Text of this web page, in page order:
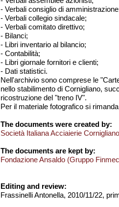
- Verbali consiglio di
- Verbali collegio sindacale;
- Verbali comitato direttivo;
- Bilanci;
- Libri inventario al bilancio;
- Contabilità;
- Libri giornale fornitori e clienti;
- Dati statistici.
Nell'archivio sono comprese le
nello stabilimento di Cornigliano,
ricostruzione del "treno IV".
Per il materiale fotografico si
The documents were created by:
Società Italiana Acciaierie
The documents are kept by:
Fondazione Ansaldo (Gruppo
Editing and review:
Frassinelli Antonella, 2010/11/22,